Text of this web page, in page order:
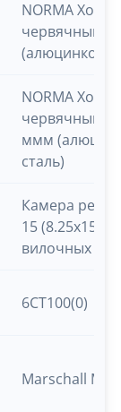
NORMA Хомут
червячный
NORMA Хомут
червячный
ммм
сталь)
Камера
15 (8.25х15)
вилочных
6СТ100(0)
Marschall